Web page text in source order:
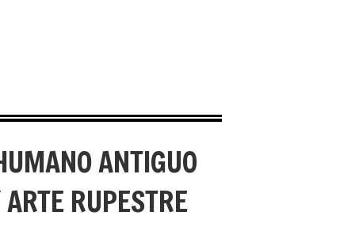
ANTIGUO
RUPESTRE